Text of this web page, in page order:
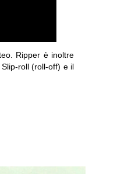
Ripper è inoltre
roll (roll-off) e il